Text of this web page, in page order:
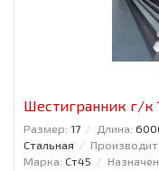
Шестигранник г/к
Размер: 17 Длина:
Стальная
Марка: Ст45